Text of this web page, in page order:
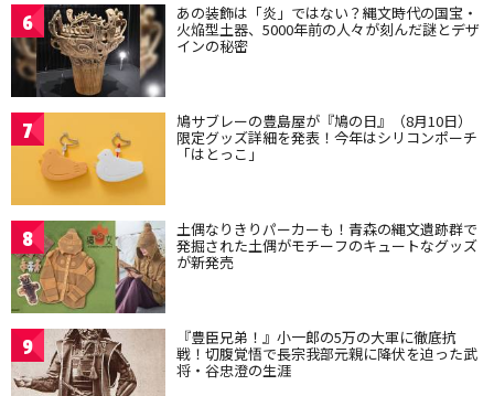
6 あの装飾は「炎」ではない？縄文時代の国宝・
火焔型土器、5000年前の人々が刻んだ謎とデザ
インの秘密
7 鳩サブレーの豊島屋が『鳩の日』（8月10日）
限定グッズ詳細を発表！今年はシリコンポーチ
「はとっこ」
8 土偶なりきりパーカーも！青森の縄文遺跡群で
発掘された土偶がモチーフのキュートなグッズ
が新発売
9 『豊臣兄弟！』小一郎の5万の大軍に徹底抗
戦！切腹覚悟で長宗我部元親に降伏を迫った武
将・谷忠澄の生涯